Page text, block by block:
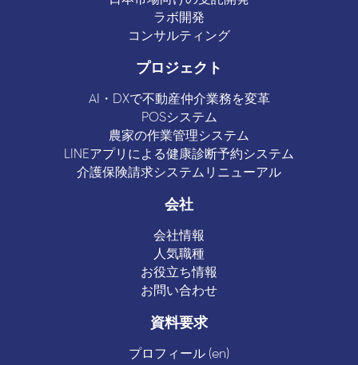
ラボ開発
コンサルティング
プロジェクト
AI・DXで不動産仲介業務を変革
POSシステム
農家の作業管理システム
LINEアプリによる健康診断予約システム
介護保険請求システムリニューアル
会社
会社情報
人気職種
お役立ち情報
お問い合わせ
資料要求
プロフィール (en)